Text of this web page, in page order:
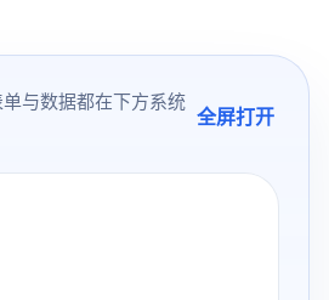
与数据都在下方系统
全屏打开